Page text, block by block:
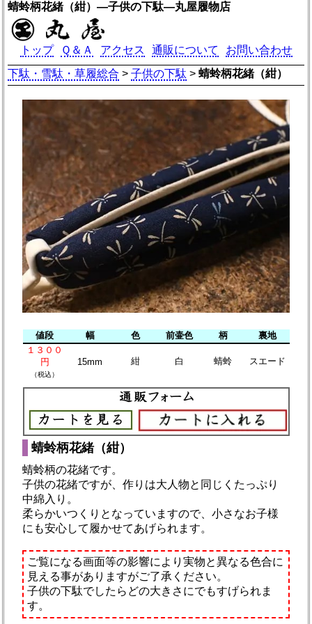
蜻蛉柄花緒（紺）―子供の下駄―丸屋履物店
トップ Ｑ＆Ａ アクセス 通販について
お問い合わせ
下駄・雪駄・草履総合 >子供の下駄 >蜻蛉柄花緒（紺）
値段 幅 色 前壷色 柄
裏地
１３００
円
（税込）
15mm 紺 白 蜻蛉 スエード
蜻蛉柄花緒（紺）
蜻蛉柄の花緒です。
子供の花緒ですが、作りは大人物と同じくたっぷり
中綿入り。
柔らかいつくりとなっていますので、小さなお子様
にも安心して履かせてあげられます。
ご覧になる画面等の影響により実物と異なる色合に
見える事がありますがご了承ください。
子供の下駄でしたらどの大きさにでもすげられま
す。